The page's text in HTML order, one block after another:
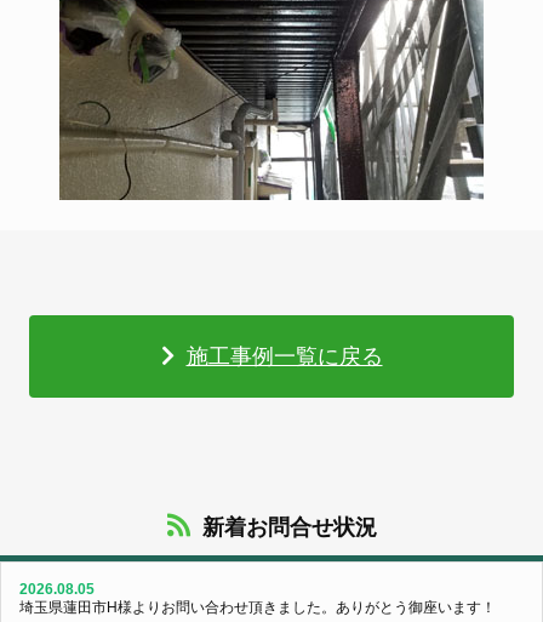
施工事例一覧に戻る
新着お問合せ状況
2026.08.05
埼玉県蓮田市H様よりお問い合わせ頂きました。ありがとう御座います！